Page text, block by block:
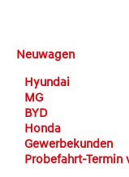
Neuwagen
Hyundai
MG
BYD
Honda
Gewerbekunden
Probefahrt-Termin